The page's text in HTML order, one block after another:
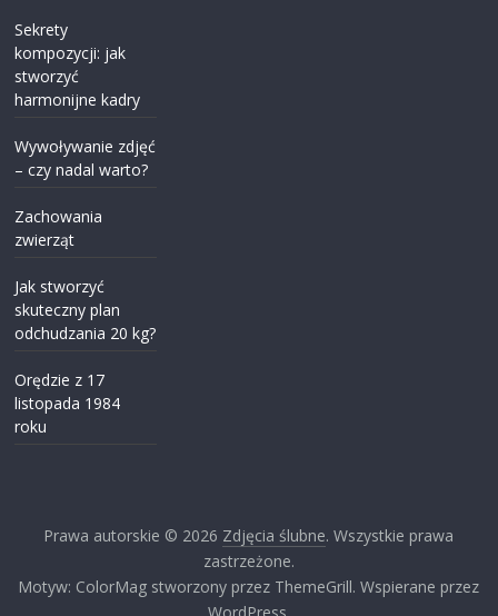
Sekrety
kompozycji: jak
stworzyć
harmonijne kadry
Wywoływanie zdjęć
– czy nadal warto?
Zachowania
zwierząt
Jak stworzyć
skuteczny plan
odchudzania 20 kg?
Orędzie z 17
listopada 1984
roku
Prawa autorskie © 2026 Zdjęcia ślubne. Wszystkie prawa
zastrzeżone.
Motyw: ColorMag stworzony przez ThemeGrill. Wspierane przez